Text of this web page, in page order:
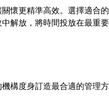
懷更精準高效。選擇適合的
解放，將時間投放在最重要
構度身訂造最合適的管理方